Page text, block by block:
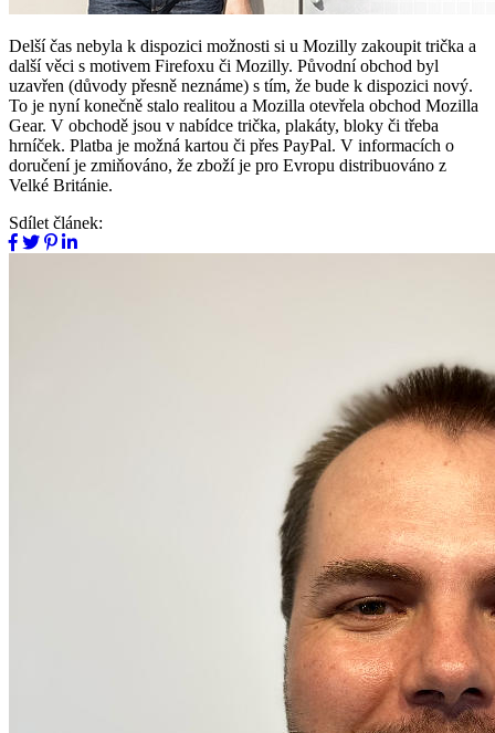
Delší čas nebyla k dispozici možnosti si u Mozilly zakoupit trička a
další věci s motivem Firefoxu či Mozilly. Původní obchod byl
uzavřen (důvody přesně neznáme) s tím, že bude k dispozici nový.
To je nyní konečně stalo realitou a Mozilla otevřela obchod Mozilla
Gear. V obchodě jsou v nabídce trička, plakáty, bloky či třeba
hrníček. Platba je možná kartou či přes PayPal. V informacích o
doručení je zmiňováno, že zboží je pro Evropu distribuováno z
Velké Británie.
Sdílet článek: